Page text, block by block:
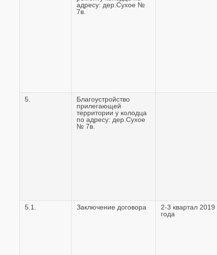
адресу: дер.Сухое №
7в.
5.
Благоустройство
прилегающей
территории у колодца
по адресу: дер.Сухое
№ 7в.
5.1. Заключение договора
2-3 квартал 2019
года